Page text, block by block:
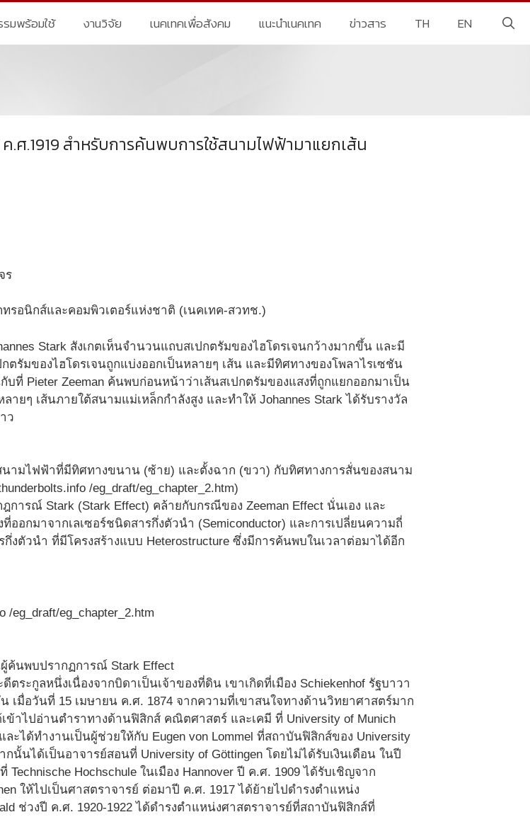
มพร้อมใช้ งานวิจัย เนคเทคเพื่อสังคม แนะนำเนคเทค ข่าวสาร TH EN
.ศ.1919 สำหรับการค้นพบการใช้สนามไฟฟ้ามาแยกเส้น
ร
รอนิกส์และคอมพิวเตอร์แห่งชาติ (เนคเทค-สวทช.)
Stark สังเกตเห็นจำนวนแถบสเปกตรัมของไฮโดรเจนกว้างมากขึ้น และมี
ตรัมของไฮโดรเจนถูกแบ่งออกเป็นหลายๆ เส้น และมีทิศทางของโพลาไรเซชัน
ที่ Pieter Zeeman ค้นพบก่อนหน้าว่าเส้นสเปกตรัมของแสงที่ถูกแยกออกมาเป็น
ายๆ เส้นภายใต้สนามแม่เหล็กกำลังสูง และทำให้ Johannes Stark ได้รับรางวัล
ว
นามไฟฟ้าที่มีทิศทางขนาน (ซ้าย) และตั้งฉาก (ขวา) กับทิศทางการสั่นของสนาม
/eg_draft/eg_chapter_2.htm)
ารณ์ Stark (Stark Effect) คล้ายกับกรณีของ Zeeman Effect นั่นเอง และ
ออกมาจากเลเซอร์ชนิดสารกึ่งตัวนำ (Semiconductor) และการเปลี่ยนความถี่
งตัวนำ ที่มีโครงสร้างแบบ Heterostructure ซึ่งมีการค้นพบในเวลาต่อมาได้อีก
/eg_draft/eg_chapter_2.htm
ค้นพบปรากฏการณ์ Stark Effect
ตระกูลหนึ่งเนื่องจากบิดาเป็นเจ้าของที่ดิน เขาเกิดที่เมือง Schiekenhof รัฐบาวา
เมื่อวันที่ 15 เมษายน ค.ศ. 1874 จากความที่เขาสนใจทางด้านวิทยาศาสตร์มาก
ข้าไปอ่านตำราทางด้านฟิสิกส์ คณิตศาสตร์ และเคมี ที่ University of Munich
ะได้ทำงานเป็นผู้ช่วยให้กับ Eugen von Lommel ที่สถาบันฟิสิกส์ของ University
กนั้นได้เป็นอาจารย์สอนที่ University of Göttingen โดยไม่ได้รับเงินเดือน ในปี
Technische Hochschule ในเมือง Hannover ปี ค.ศ. 1909 ได้รับเชิญจาก
ให้ไปเป็นศาสตราจารย์ ต่อมาปี ค.ศ. 1917 ได้ย้ายไปดำรงตำแหน่ง
ช่วงปี ค.ศ. 1920-1922 ได้ดำรงตำแหน่งศาสตราจารย์ที่สถาบันฟิสิกส์ที่